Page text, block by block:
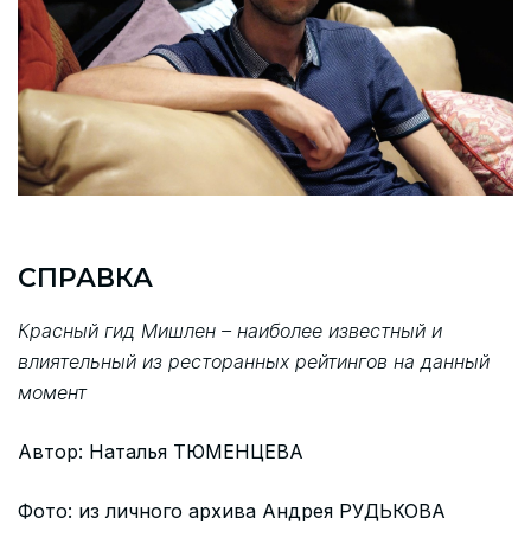
СПРАВКА
Красный гид Мишлен – наиболее известный и
влиятельный из ресторанных рейтингов на данный
момент
Автор: Наталья ТЮМЕНЦЕВА
Фото: из личного архива Андрея РУДЬКОВА